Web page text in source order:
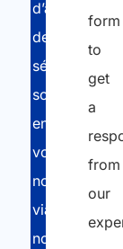
d’attestation
de
sécurité
sociale
en
votre
nom,
via
notre
form
to
get
a
from
our